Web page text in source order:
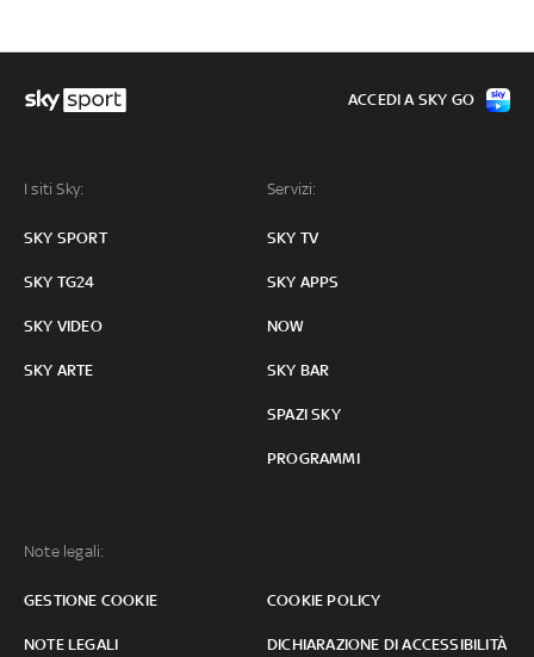
I siti Sky:
SKY SPORT
SKY TG24
SKY VIDEO
SKY ARTE
Servizi:
SKY TV
SKY APPS
NOW
SKY BAR
SPAZI SKY
PROGRAMMI
Note legali:
GESTIONE COOKIE COOKIE POLICY
NOTE LEGALI DICHIARAZIONE DI ACCESSIBILITÀ
ACCEDI A SKY GO